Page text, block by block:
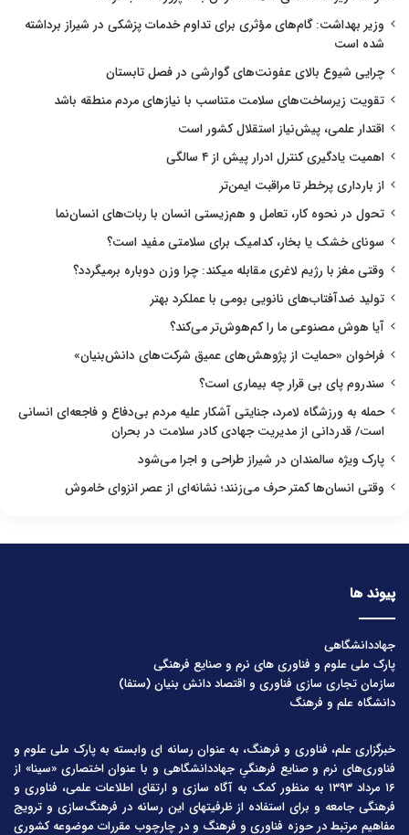
وزیر بهداشت: گام‌های مؤثری برای تداوم خدمات پزشکی در شیراز برداشته
شده است
چرایی شیوع بالای عفونت‌های گوارشی در فصل تابستان
تقویت زیرساخت‌های سلامت متناسب با نیازهای مردم منطقه باشد
اقتدار علمی، پیش‌نیاز استقلال کشور است
اهمیت یادگیری کنترل ادرار پیش از ۴ سالگی
از بارداری پرخطر تا مراقبت ایمن‌تر
تحول در نحوه کار، تعامل و هم‌زیستی انسان با ربات‌های انسان‌نما
سونای خشک یا بخار، کدامیک برای سلامتی مفید است؟
وقتی مغز با رژیم لاغری مقابله میکند: چرا وزن دوباره برمیگردد؟
تولید ضدآفتاب‌های نانویی بومی با عملکرد بهتر
آیا هوش مصنوعی ما را کم‌هوش‌تر می‌کند؟
فراخوان «حمایت از پژوهش‌های عمیق شرکت‌های دانش‌بنیان»
سندروم پای بی قرار چه بیماری است؟
حمله به ورزشگاه لامرد، جنایتی آشکار علیه مردم بی‌دفاع و فاجعه‌ای انسانی
است/ قدردانی از مدیریت جهادی کادر سلامت در بحران
پارک ویژه سالمندان در شیراز طراحی و اجرا می‌شود
وقتی انسان‌ها کمتر حرف می‌زنند؛ نشانه‌ای از عصر انزوای خاموش
پیوند ها
جهاددانشگاهی
پارک ملی علوم و فناوری های نرم و صنایع فرهنگی
سازمان تجاری سازی فناوری و اقتصاد دانش بنیان (ستفا)
دانشگاه علم و فرهنگ
خبرگزاری علم، فناوری و فرهنگ، به عنوان رسانه ای وابسته به پارک ملی علوم و
فناوری‌های نرم و صنایع فرهنگیِ جهاددانشگاهی و با عنوان اختصاری «سینا» از
۱۶ مرداد ۱۳۹۳ به منظور کمک به آگاه سازی و ارتقای اطلاعات علمی، فناوری و
فرهنگی جامعه و برای استفاده از ظرفیتهای این رسانه در فرهنگ‌سازی و ترویج
مفاهیم مرتبط در حوزه فناوری و فرهنگ و در چارچوب مقررات موضوعه کشوری